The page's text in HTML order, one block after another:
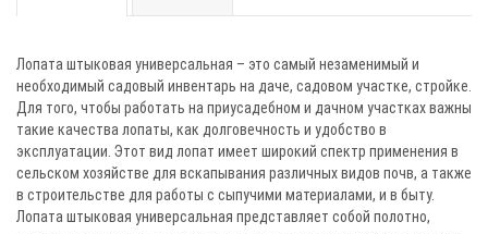
Лопата штыковая универсальная – это самый незаменимый и
необходимый садовый инвентарь на даче, садовом участке, стройке.
Для того, чтобы работать на приусадебном и дачном участках важны
такие качества лопаты, как долговечность и удобство в
эксплуатации. Этот вид лопат имеет широкий спектр применения в
сельском хозяйстве для вскапывания различных видов почв, а также
в строительстве для работы с сыпучими материалами, и в быту.
Лопата штыковая универсальная представляет собой полотно,